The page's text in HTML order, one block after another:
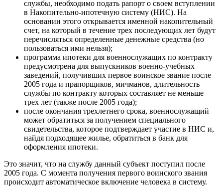
службы, необходимо подать рапорт о своем вступлении
в Накопительно-ипотечную систему (НИС). На
основании этого открывается именной накопительный
счет, на который в течение трех последующих лет будут
перечисляться определенные денежные средства (но
пользоваться ими нельзя);
программа ипотеки для военнослужащих по контракту
предусмотрена для выпускников военно-учебных
заведений, получивших первое воинское звание после
2005 года и прапорщиков, мичманов, длительность
службы по контракту которых составляет не меньше
трех лет (также после 2005 года);
после окончания трехлетнего срока, военнослужащий
может обратиться за получением специального
свидетельства, которое подтверждает участие в НИС и,
найдя подходящее жилье, обратиться в банк для
оформления ипотеки.
Это значит, что на службу данный субъект поступил после
2005 года. С момента получения первого воинского звания
происходит автоматическое включение человека в систему.